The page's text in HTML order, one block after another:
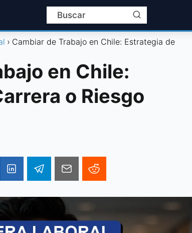
Cambiar de Trabajo en Chile: Estrategia de
en Chile:
o Riesgo